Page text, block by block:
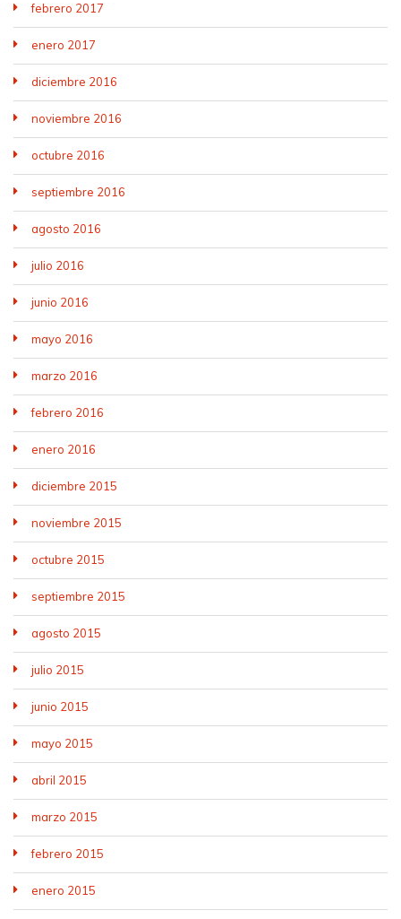
febrero 2017
enero 2017
diciembre 2016
noviembre 2016
octubre 2016
septiembre 2016
agosto 2016
julio 2016
junio 2016
mayo 2016
marzo 2016
febrero 2016
enero 2016
diciembre 2015
noviembre 2015
octubre 2015
septiembre 2015
agosto 2015
julio 2015
junio 2015
mayo 2015
abril 2015
marzo 2015
febrero 2015
enero 2015